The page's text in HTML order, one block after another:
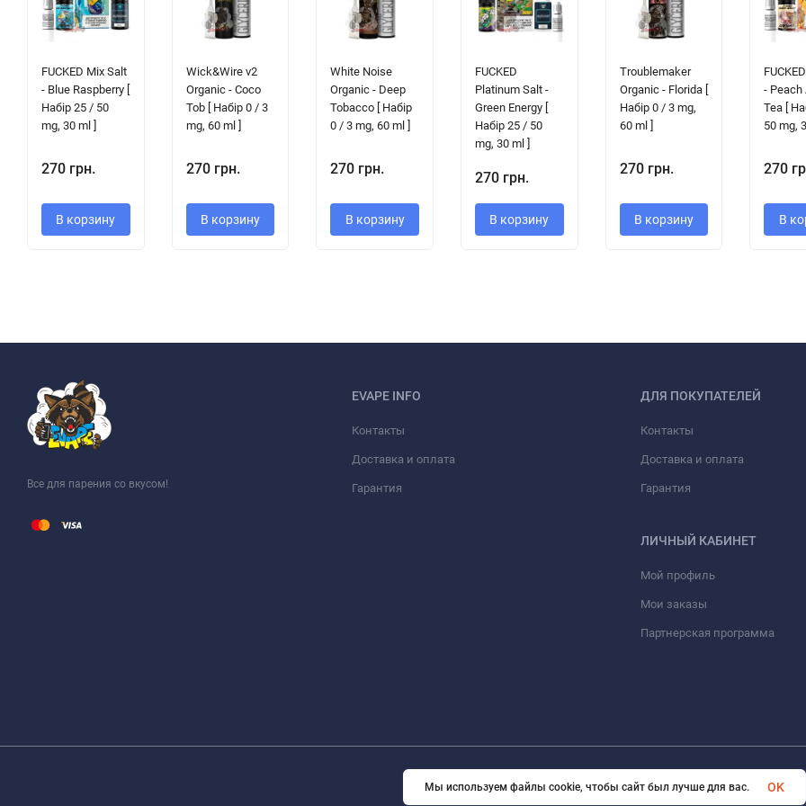
FUCKED Mix Salt
- Blue Raspberry [
Набір 25 / 50
mg, 30 ml ]
270 грн.
В корзину
Wick&Wire v2
Organic - Coco
Tob [ Набір 0 / 3
mg, 60 ml ]
270 грн.
В корзину
White Noise
Organic - Deep
Tobacco [ Набір
0 / 3 mg, 60 ml ]
270 грн.
В корзину
FUCKED
Platinum Salt -
Green Energy [
Набір 25 / 50
mg, 30 ml ]
270 грн.
В корзину
Troublemaker
Organic - Florida [
Набір 0 / 3 mg,
60 ml ]
270 грн.
В корзину
- Peach
Tea [
50 mg,
270
В
Все для парения со вкусом!
EVAPE INFO
Контакты
Доставка и оплата
Гарантия
ДЛЯ ПОКУПАТЕЛЕЙ
Контакты
Доставка и оплата
Гарантия
ЛИЧНЫЙ КАБИНЕТ
Мой профиль
Мои заказы
Партнерская программа
© 2026 eVape. Все права защищены
Мы используем файлы cookie, чтобы сайт был лучше для вас. OK